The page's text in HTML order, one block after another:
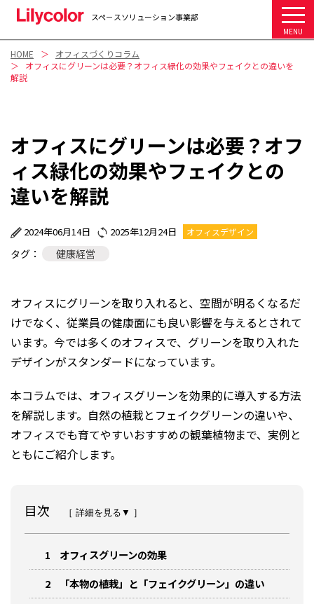
MENU
スペ－スソリューション事業部
HOME
オフィスづくりコラム
オフィスにグリーンは必要？オフィス緑化の効果やフェイクとの違いを
解説
オフィスにグリーンは必要？オフ
ィス緑化の効果やフェイクとの
違いを解説
2024年06月14日 2025年12月24日 オフィスデザイン
タグ： 健康経営
オフィスにグリーンを取り入れると、空間が明るくなるだ
けでなく、従業員の健康面にも良い影響を与えるとされて
います。今では多くのオフィスで、グリーンを取り入れた
デザインがスタンダードになっています。
本コラムでは、オフィスグリーンを効果的に導入する方法
を解説します。自然の植栽とフェイクグリーンの違いや、
オフィスでも育てやすいおすすめの観葉植物まで、実例と
ともにご紹介します。
目次 ［ 詳細を見る▼ ］
1
オフィスグリーンの効果
2
「本物の植栽」と「フェイクグリーン」の違い